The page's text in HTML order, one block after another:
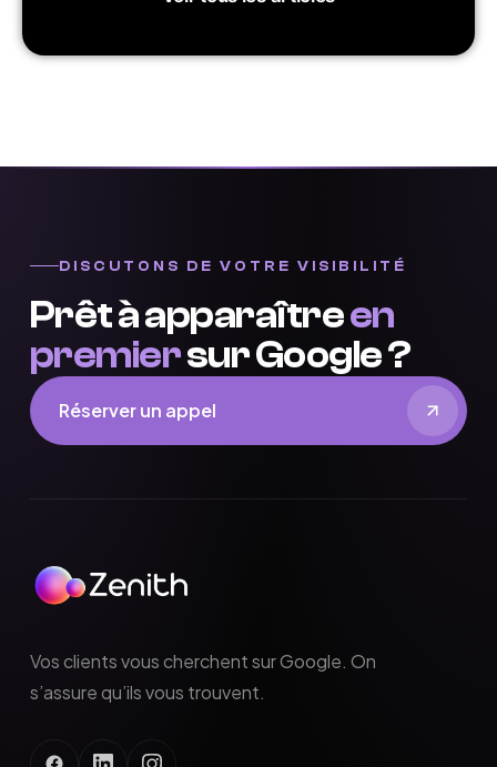
DISCUTONS DE VOTRE VISIBILITÉ
Prêt à apparaîtreen
premiersur Google ?
Réserver un appel
Vos clients vous cherchent sur Google. On
s’assure qu’ils vous trouvent.